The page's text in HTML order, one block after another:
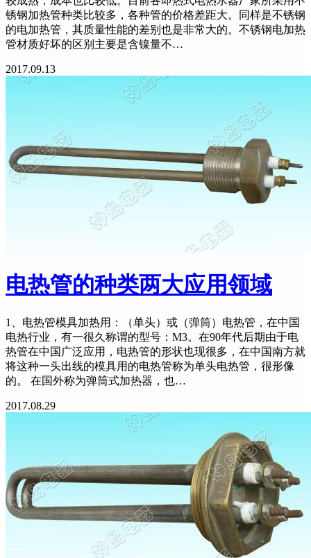
锈钢加热管种类比较多，各种管的价格差距大。同样是不锈钢
的电加热管，其质量性能的差别也是非常大的。不锈钢电加热
管材质好坏的区别主要是含镍量不…
2017.09.13
电热管的种类两大应用领域
1、电热管模具加热用：（单头）或（弹筒）电热管，在中国
电热行业，有一很久称谓的型号：M3。在90年代后期由于电
热管在中国广泛应用，电热管的形状也现很多，在中国南方就
将这种一头出线的模具用的电热管称为单头电热管，很形像
的。 在国外称为弹筒式加热器，也…
2017.08.29